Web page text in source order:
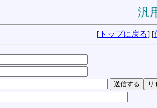
汎
[ トップに戻る] [